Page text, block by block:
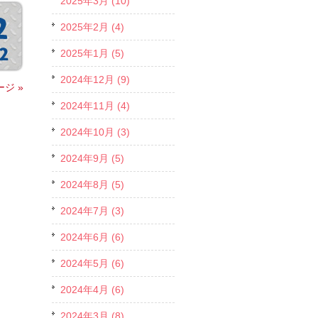
ジ »
2025年2月 (4)
2025年1月 (5)
2024年12月 (9)
2024年11月 (4)
2024年10月 (3)
2024年9月 (5)
2024年8月 (5)
2024年7月 (3)
2024年6月 (6)
2024年5月 (6)
2024年4月 (6)